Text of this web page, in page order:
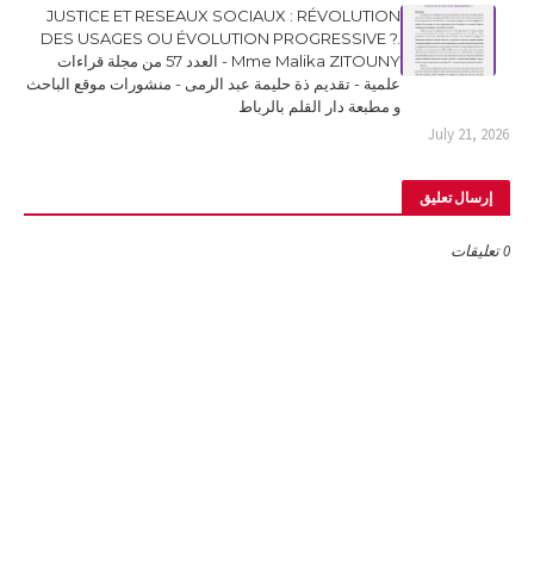
JUSTICE ET RESEAUX SOCIAUX : RÉVOLUTION
DES USAGES OU ÉVOLUTION PROGRESSIVE ?.
Mme Malika ZITOUNY - العدد 57 من مجلة قراءات
علمية - تقديم ذة حليمة عبد الرمى - منشورات موقع الباحث
و مطبعة دار القلم بالرباط
July 21, 2026
إرسال تعليق
0 تعليقات